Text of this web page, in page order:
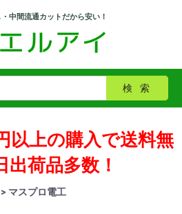
中間流通カットだから安い！
検索
以上の購入で送料無
出荷品多数！
マスプロ電工